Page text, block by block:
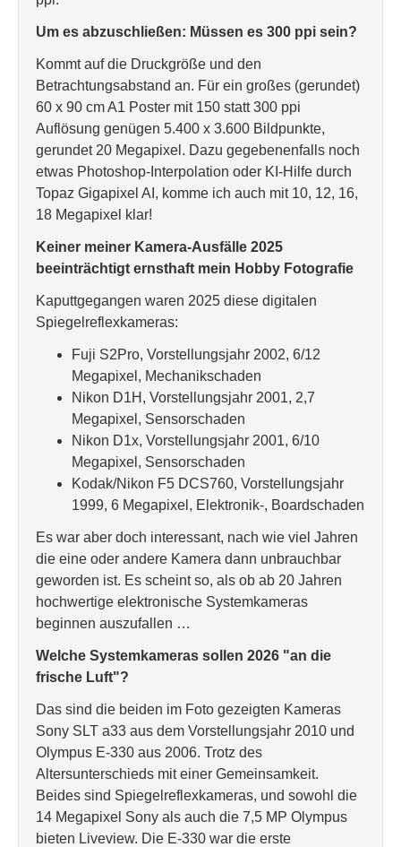
Um es abzuschließen: Müssen es 300 ppi sein?
Kommt auf die Druckgröße und den
Betrachtungsabstand an. Für ein großes (gerundet)
60 x 90 cm A1 Poster mit 150 statt 300 ppi
Auflösung genügen 5.400 x 3.600 Bildpunkte,
gerundet 20 Megapixel. Dazu gegebenenfalls noch
etwas Photoshop-Interpolation oder KI-Hilfe durch
Topaz Gigapixel AI, komme ich auch mit 10, 12, 16,
18 Megapixel klar!
Keiner meiner Kamera-Ausfälle 2025
beeinträchtigt ernsthaft mein Hobby Fotografie
Kaputtgegangen waren 2025 diese digitalen
Spiegelreflexkameras:
Fuji S2Pro, Vorstellungsjahr 2002, 6/12
Megapixel, Mechanikschaden
Nikon D1H, Vorstellungsjahr 2001, 2,7
Megapixel, Sensorschaden
Nikon D1x, Vorstellungsjahr 2001, 6/10
Megapixel, Sensorschaden
Kodak/Nikon F5 DCS760, Vorstellungsjahr
1999, 6 Megapixel, Elektronik-, Boardschaden
Es war aber doch interessant, nach wie viel Jahren
die eine oder andere Kamera dann unbrauchbar
geworden ist. Es scheint so, als ob ab 20 Jahren
hochwertige elektronische Systemkameras
beginnen auszufallen …
Welche Systemkameras sollen 2026 "an die
frische Luft"?
Das sind die beiden im Foto gezeigten Kameras
Sony SLT a33 aus dem Vorstellungsjahr 2010 und
Olympus E-330 aus 2006. Trotz des
Altersunterschieds mit einer Gemeinsamkeit.
Beides sind Spiegelreflexkameras, und sowohl die
14 Megapixel Sony als auch die 7,5 MP Olympus
bieten Liveview. Die E-330 war die erste